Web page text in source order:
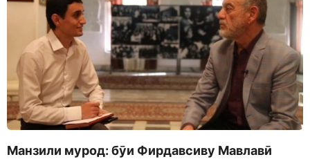
Манзили мурод: бӯи Фирдавсиву Мавлавӣ